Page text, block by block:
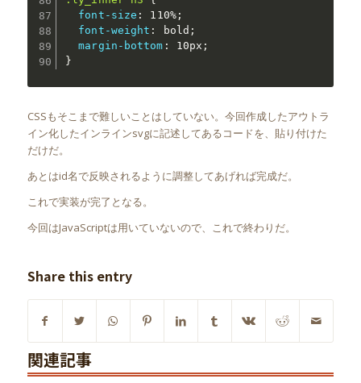
font-size : 110%;
font-weight : bold ;
margin-bottom : 10px ;
}
CSSもそこまで難しいことはしていない。今回作成したアウトラ
イン化したインラインsvgに記述してあるコードを、貼り付けた
だけだ。
あとはid名で反映されるように調整してあげれば完成だ。
これで実装が完了となる。
今回はJavaScriptは用いていないので、これで終わりだ。
Share this entry
関連記事